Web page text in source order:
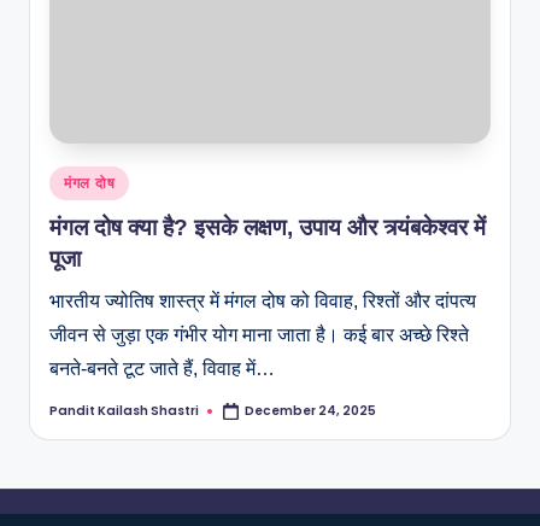
मंगल दोष
मंगल दोष क्या है? इसके लक्षण, उपाय और त्र्यंबकेश्वर में
पूजा
भारतीय ज्योतिष शास्त्र में मंगल दोष को विवाह, रिश्तों और दांपत्य
जीवन से जुड़ा एक गंभीर योग माना जाता है। कई बार अच्छे रिश्ते
बनते-बनते टूट जाते हैं, विवाह में…
Pandit Kailash Shastri December 24, 2025